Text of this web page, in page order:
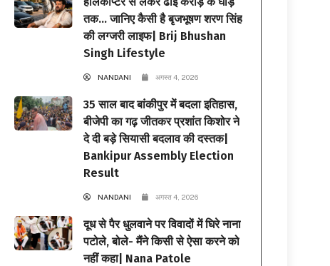
तक… जानिए कैसी है बृजभूषण शरण सिंह
की लग्जरी लाइफ| Brij Bhushan
Singh Lifestyle
NANDANI अगस्त 4, 2026
35 साल बाद बांकीपुर में बदला इतिहास,
बीजेपी का गढ़ जीतकर प्रशांत किशोर ने
दे दी बड़े सियासी बदलाव की दस्तक|
Bankipur Assembly Election
Result
NANDANI अगस्त 4, 2026
दूध से पैर धुलवाने पर विवादों में घिरे नाना
पटोले, बोले- मैंने किसी से ऐसा करने को
नहीं कहा| Nana Patole